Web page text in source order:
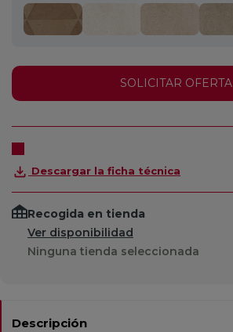
SOLICITAR OFERTA
Descargar la ficha técnica
Recogida en tienda
Ver disponibilidad
Ninguna tienda seleccionada
Descripción